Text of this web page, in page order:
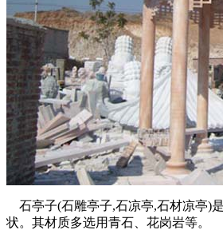
石亭子(石雕亭子,石凉亭,石材凉亭)
状。其材质多选用青石、花岗岩等。